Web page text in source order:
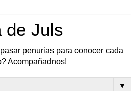
de Juls
penurias para conocer cada
Acompañadnos!
▼